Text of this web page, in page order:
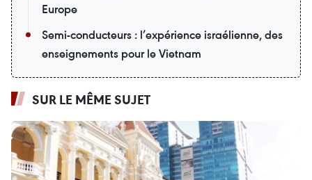
Europe
Semi-conducteurs : l’expérience israélienne, des
enseignements pour le Vietnam
SUR LE MÊME SUJET